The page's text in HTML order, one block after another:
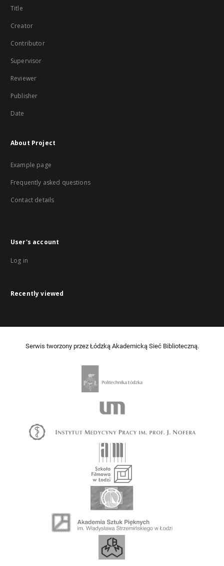
Title
Creator
Contributor
Supervisor
Reviewer
Publisher
Date
About Project
Example page
Frequently asked questions
Contact details
User's account
Log in
Recently viewed
Serwis tworzony przez Łódzką Akademicką Sieć Biblioteczną.